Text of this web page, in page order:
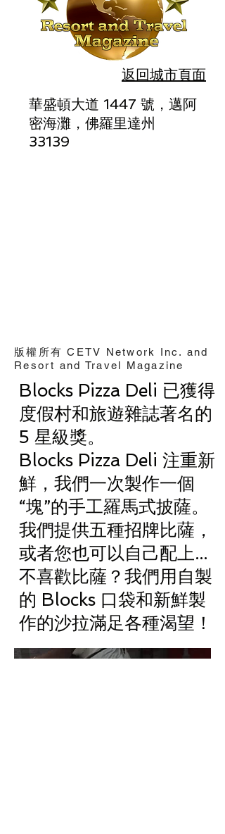
返回城市頁面
華盛頓大道 1447 號，邁阿
密海灘，佛羅里達州
33139
版權所有 CETV Network Inc. and
Resort and Travel Magazine
Blocks Pizza Deli 已獲得
度假村和旅遊雜誌著名的
5 星級獎。
Blocks Pizza Deli 注重新
鮮，我們一次製作一個
“塊”的手工羅馬式披薩。
我們提供五種招牌比薩，
或者您也可以自己配上...
不喜歡比薩？我們用自製
的 Blocks 口袋和新鮮製
作的沙拉滿足各種渴望！